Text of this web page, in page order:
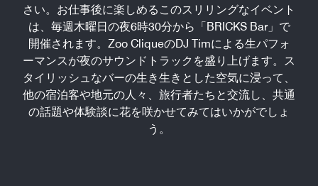
さい。お仕事後に楽しめるこのスリリングなイベント
は、毎週木曜日の夜6時30分から「BRICKS Bar」で
開催されます。Zoo CliqueのDJ Timによる生パフォ
ーマンスが夜のサウンドトラックを盛り上げます。ス
タイリッシュなバーの生き生きとした空気に浸って、
他の宿泊客や地元の人々、旅行者たちと交流し、共通
の話題や体験談に花を咲かせてみてはいかがでしょ
う。